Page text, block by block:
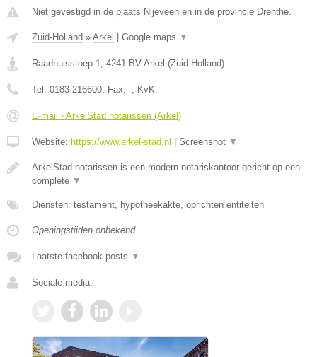
Niet gevestigd in de plaats Nijeveen en in de provincie Drenthe.
Zuid-Holland » Arkel Google maps ▼
Raadhuisstoep 1, 4241 BV Arkel (Zuid-Holland)
Tel: 0183-216600, Fax: -, KvK: -
E-mail › ArkelStad notarissen (Arkel)
Website: https://www.arkel-stad.nl Screenshot ▼
ArkelStad notarissen is een modern notariskantoor gericht op een
complete ▼
Diensten: testament, hypotheekakte, oprichten entiteiten
Openingstijden onbekend
Laatste facebook posts ▼
Sociale media: